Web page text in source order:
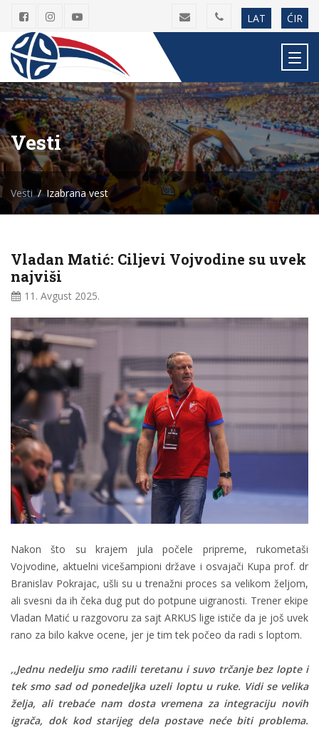
LAT ĆIR
Vesti
Vesti Izabrana vest
Vladan Matić: Ciljevi Vojvodine su uvek
najviši
11. Avgust 2025.
Nakon što su krajem jula počele pripreme, rukometaši
Vojvodine, aktuelni vicešampioni države i osvajači Kupa prof. dr
Branislav Pokrajac, ušli su u trenažni proces sa velikom željom,
ali svesni da ih čeka dug put do potpune uigranosti. Trener ekipe
Vladan Matić u razgovoru za sajt ARKUS lige ističe da je još uvek
rano za bilo kakve ocene, jer je tim tek počeo da radi s loptom.
,,Jednu nedelju smo radili teretanu i suvo trčanje bez lopte i
tek smo sad od ponedeljka uzeli loptu u ruke. Vidi se velika
želja, ali trebaće nam dosta vremena za integraciju novih
igrača, dok kod starijeg dela postave neće biti problema.